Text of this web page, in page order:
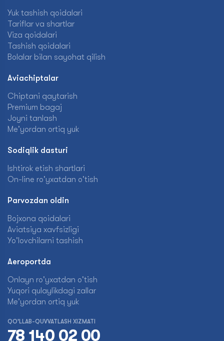
Yuk tashish qoidalari
Tariflar va shartlar
Viza qoidalari
Tashish qoidalari
Bolalar bilan sayohat qilish
Aviachiptalar
Chiptani qaytarish
Premium bagaj
Joyni tanlash
Me'yordan ortiq yuk
Sodiqlik dasturi
Ishtirok etish shartlari
On-line ro'yxatdan o'tish
Parvozdan oldin
Bojxona qoidalari
Aviatsiya xavfsizligi
Yo'lovchilarni tashish
Aeroportda
Onlayn ro'yxatdan o'tish
Yuqori qulaylikdagi zallar
Me'yordan ortiq yuk
QO'LLAB-QUVVATLASH XIZMATI
78 140 02 00